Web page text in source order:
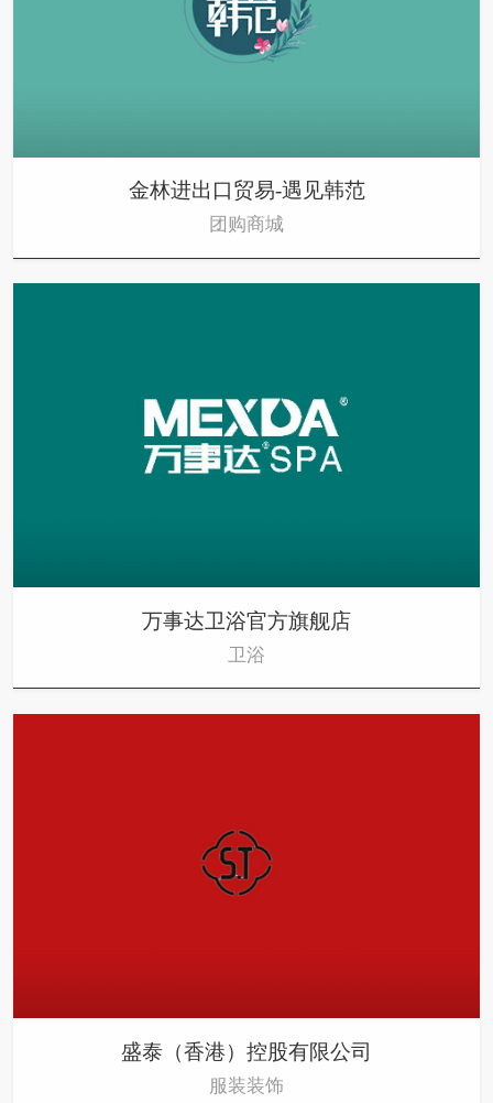
金林进出口贸易-遇见韩范
团购商城
万事达卫浴官方旗舰店
卫浴
盛泰（香港）控股有限公司
服装装饰